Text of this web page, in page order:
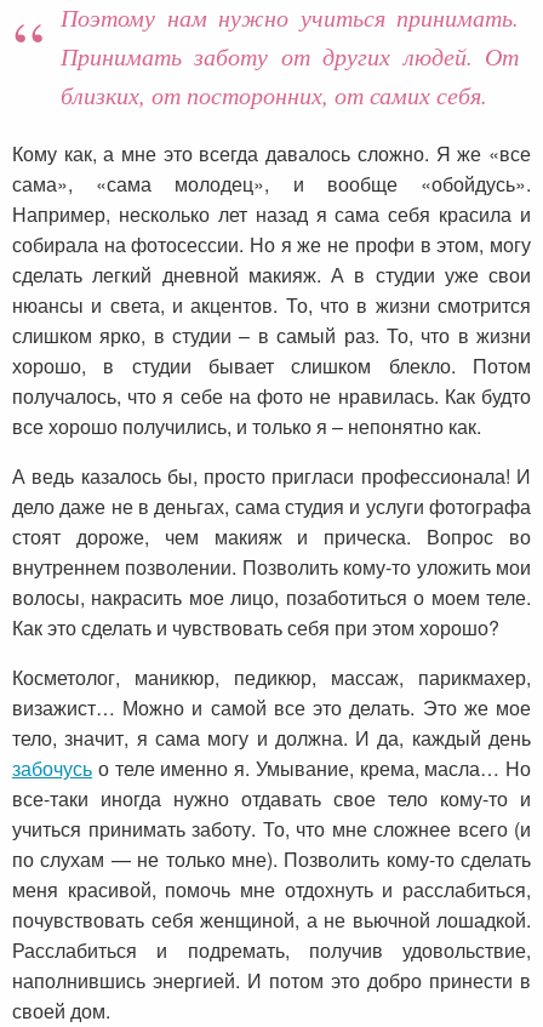
Поэтому нам нужно учиться принимать.
Принимать заботу от других людей. От
близких, от посторонних, от самих себя.
Кому как, а мне это всегда давалось сложно. Я же «все
сама», «сама молодец», и вообще «обойдусь».
Например, несколько лет назад я сама себя красила и
собирала на фотосессии. Но я же не профи в этом, могу
сделать легкий дневной макияж. А в студии уже свои
нюансы и света, и акцентов. То, что в жизни смотрится
слишком ярко, в студии – в самый раз. То, что в жизни
хорошо, в студии бывает слишком блекло. Потом
получалось, что я себе на фото не нравилась. Как будто
все хорошо получились, и только я – непонятно как.
А ведь казалось бы, просто пригласи профессионала! И
дело даже не в деньгах, сама студия и услуги фотографа
стоят дороже, чем макияж и прическа. Вопрос во
внутреннем позволении. Позволить кому-то уложить мои
волосы, накрасить мое лицо, позаботиться о моем теле.
Как это сделать и чувствовать себя при этом хорошо?
Косметолог, маникюр, педикюр, массаж, парикмахер,
визажист… Можно и самой все это делать. Это же мое
тело, значит, я сама могу и должна. И да, каждый день
забочусь о теле именно я. Умывание, крема, масла… Но
все-таки иногда нужно отдавать свое тело кому-то и
учиться принимать заботу. То, что мне сложнее всего (и
по слухам — не только мне). Позволить кому-то сделать
меня красивой, помочь мне отдохнуть и расслабиться,
почувствовать себя женщиной, а не вьючной лошадкой.
Расслабиться и подремать, получив удовольствие,
наполнившись энергией. И потом это добро принести в
своей дом.